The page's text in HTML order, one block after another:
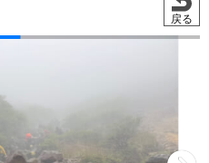
戻る